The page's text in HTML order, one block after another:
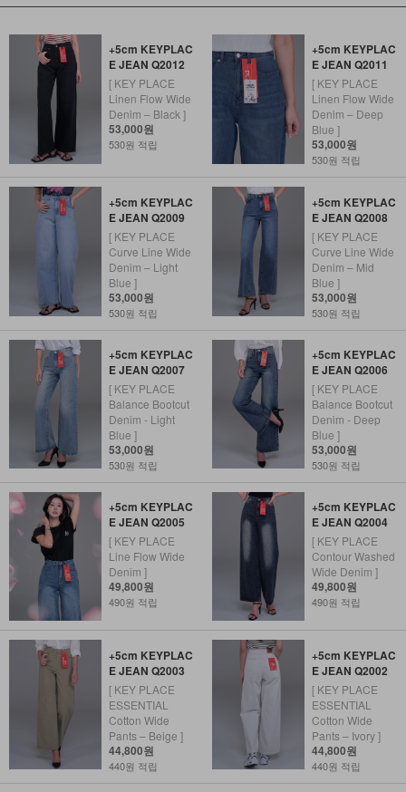
+5cm KEYPLAC
E JEAN Q2012
[ KEY PLACE
Linen Flow Wide
Denim – Black ]
53,000원
530원 적립
+5cm KEYPLAC
E JEAN Q2011
[ KEY PLACE
Linen Flow Wide
Denim – Deep
Blue ]
53,000원
530원 적립
+5cm KEYPLAC
E JEAN Q2009
[ KEY PLACE
Curve Line Wide
Denim – Light
Blue ]
53,000원
530원 적립
+5cm KEYPLAC
E JEAN Q2008
[ KEY PLACE
Curve Line Wide
Denim – Mid
Blue ]
53,000원
530원 적립
+5cm KEYPLAC
E JEAN Q2007
[ KEY PLACE
Balance Bootcut
Denim - Light
Blue ]
53,000원
530원 적립
+5cm KEYPLAC
E JEAN Q2006
[ KEY PLACE
Balance Bootcut
Denim - Deep
Blue ]
53,000원
530원 적립
+5cm KEYPLAC
E JEAN Q2005
[ KEY PLACE
Line Flow Wide
Denim ]
49,800원
490원 적립
+5cm KEYPLAC
E JEAN Q2004
[ KEY PLACE
Contour Washed
Wide Denim ]
49,800원
490원 적립
+5cm KEYPLAC
E JEAN Q2003
[ KEY PLACE
ESSENTIAL
Cotton Wide
Pants – Beige ]
44,800원
440원 적립
+5cm KEYPLAC
E JEAN Q2002
[ KEY PLACE
ESSENTIAL
Cotton Wide
Pants – Ivory ]
44,800원
440원 적립